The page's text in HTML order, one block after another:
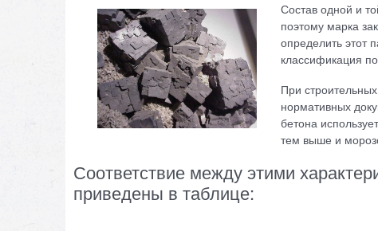
Состав одной и
поэтому марка
определить этот
классификация
При
нормативных
бетона
тем выше и
Соответствие между этими
приведены в таблице: